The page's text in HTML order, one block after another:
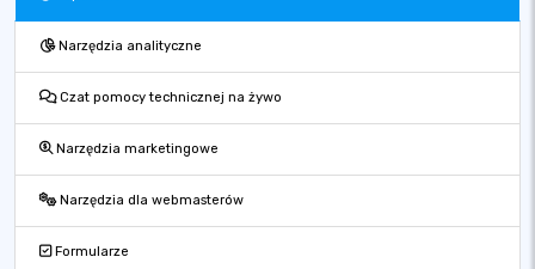
Narzędzia analityczne
Czat pomocy technicznej na żywo
Narzędzia marketingowe
Narzędzia dla webmasterów
Formularze